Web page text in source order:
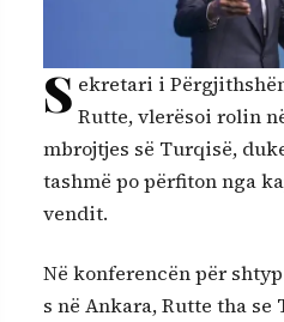
S ekretari i
Rutte, vlerësoi rolin
mbrojtjes së Turqisë,
tashmë po përfiton nga
vendit.
Në konferencën për
s në Ankara, Rutte tha